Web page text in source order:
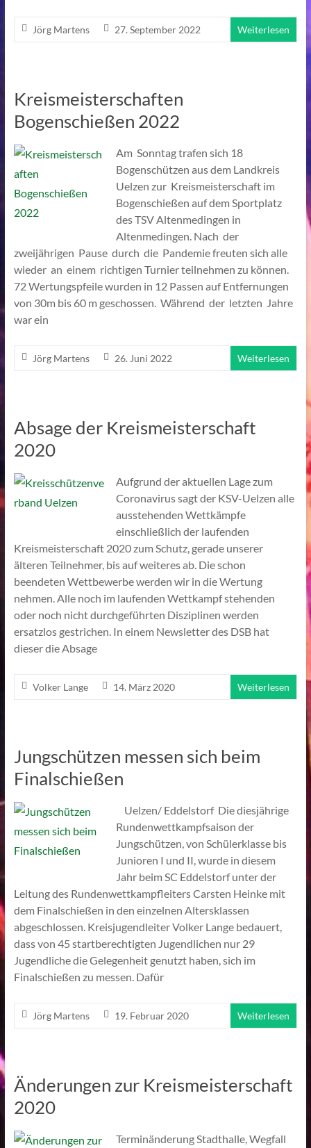
Jörg Martens 27. September 2022 Weiterlesen
Kreismeisterschaften
Bogenschießen 2022
Am Sonntag trafen sich 18
Bogenschützen aus dem Landkreis
Uelzen zur Kreismeisterschaft im
Bogenschießen auf dem Sportplatz
des TSV Altenmedingen in
Altenmedingen. Nach der
zweijährigen Pause durch die Pandemie freuten sich alle
wieder an einem richtigen Turnier teilnehmen zu können.
72 Wertungspfeile wurden in 12 Passen auf Entfernungen
von 30m bis 60 m geschossen. Während der letzten Jahre
war ein
Jörg Martens 26. Juni 2022 Weiterlesen
Absage der Kreismeisterschaft
2020
Aufgrund der aktuellen Lage zum
Coronavirus sagt der KSV-Uelzen alle
ausstehenden Wettkämpfe
einschließlich der laufenden
Kreismeisterschaft 2020 zum Schutz, gerade unserer
älteren Teilnehmer, bis auf weiteres ab. Die schon
beendeten Wettbewerbe werden wir in die Wertung
nehmen. Alle noch im laufenden Wettkampf stehenden
oder noch nicht durchgeführten Disziplinen werden
ersatzlos gestrichen. In einem Newsletter des DSB hat
dieser die Absage
Volker Lange 14. März 2020 Weiterlesen
Jungschützen messen sich beim
Finalschießen
Uelzen/ Eddelstorf Die diesjährige
Rundenwettkampfsaison der
Jungschützen, von Schülerklasse bis
Junioren I und II, wurde in diesem
Jahr beim SC Eddelstorf unter der
Leitung des Rundenwettkampfleiters Carsten Heinke mit
dem Finalschießen in den einzelnen Altersklassen
abgeschlossen. Kreisjugendleiter Volker Lange bedauert,
dass von 45 startberechtigten Jugendlichen nur 29
Jugendliche die Gelegenheit genutzt haben, sich im
Finalschießen zu messen. Dafür
Jörg Martens 19. Februar 2020 Weiterlesen
Änderungen zur Kreismeisterschaft
2020
Terminänderung Stadthalle, Wegfall